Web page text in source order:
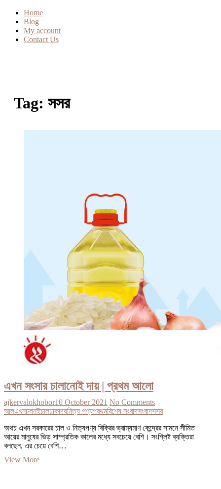
Home
Blog
My account
Contact Us
Tag: সসর
এখন সংসার চালানোই দায় | প্রথম আলো
ajkervalokhobor10 October 2021 No Comments
আলএখনচলনইচালঢাকাদয়নিত্য পণ্যপরথমবিশেষ সংবাদসংবাদসসর
অথচ এখন সরকারের চাল ও নিত্যপণ্য বিক্রির ভ্রাম্যমাণ কেন্দ্রের সামনে সীমিত
আয়ের মানুষের ভিড় সাম্প্রতিক কালের মধ্যে সবচেয়ে বেশি। সংশ্লিষ্ট ব্যক্তিরা
বলছেন, এর চেয়ে বেশি…
View Moreএখন